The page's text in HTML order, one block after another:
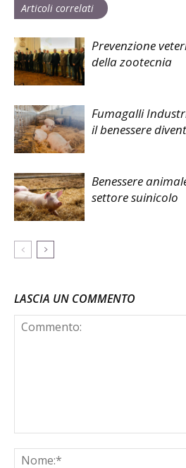
Articoli correlati
Prevenzione
della zootecnia
Fumagalli
il benessere
Benessere
settore suinicolo
LASCIA UN COMMENTO